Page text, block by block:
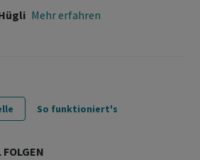
Mehr erfahren
So funktioniert's